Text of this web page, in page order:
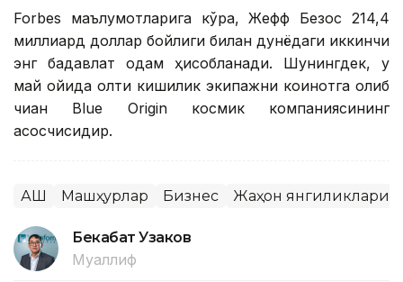
Forbes маълумотларига кўра, Жефф Безос 214,4
миллиард доллар бойлиги билан дунёдаги иккинчи
энг бадавлат одам ҳисобланади. Шунингдек, у
май ойида олти кишилик экипажни коинотга олиб
чиққан Blue Origin космик компаниясининг
асосчисидир.
АҚШ Машҳурлар Бизнес Жаҳон янгиликлари
Бекабат Узаков
Муаллиф